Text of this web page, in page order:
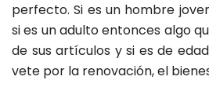
perfecto. Si es un hombre
si es un adulto entonces algo
de sus artículos y si es de
vete por la renovación, el